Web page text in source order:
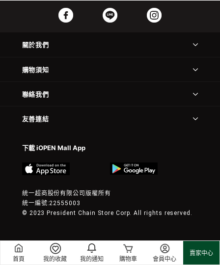
首頁 我的收藏 我的通知 購物車 會員中心
賣家中心
關於我們
購物須知
聯絡我們
友善連結
下載 iOPEN Mall App
統一超商股份有限公司版權所有
統一編號:22555003
© 2023 President Chain Store Corp. All rights reserved.